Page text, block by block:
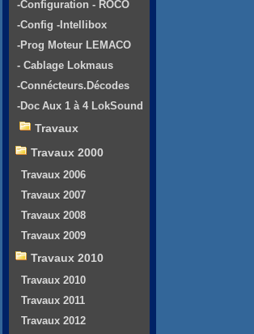
-Configuration - ROCO
-Config -Intellibox
-Prog Moteur LEMACO
- Cablage Lokmaus
-Connécteurs.Décodes
-Doc Aux 1 à 4 LokSound
Travaux
Travaux 2000
Travaux 2006
Travaux 2007
Travaux 2008
Travaux 2009
Travaux 2010
Travaux 2010
Travaux 2011
Travaux 2012